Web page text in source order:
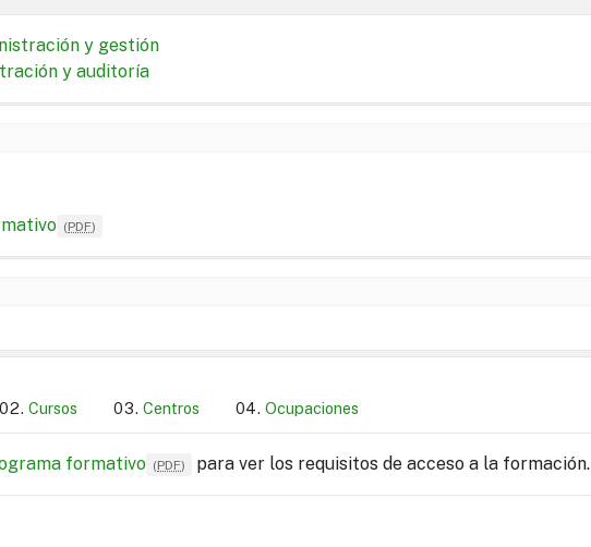
y gestión
y auditoría
(PDF)
Cursos Centros Ocupaciones
formativo (PDF) para ver los requisitos de acceso a la formación.